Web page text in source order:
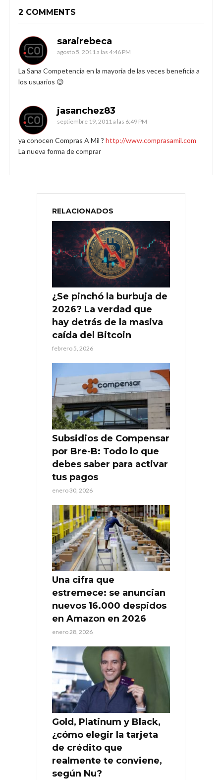
2 COMMENTS
sarairebeca
agosto 5, 2011 a las 4:46 PM
La Sana Competencia en la mayoria de las veces beneficia a
los usuarios 😉
jasanchez83
septiembre 19, 2011 a las 6:49 PM
ya conocen Compras A Mil ? http://www.comprasamil.com
La nueva forma de comprar
RELACIONADOS
¿Se pinchó la burbuja de
2026? La verdad que
hay detrás de la masiva
caída del Bitcoin
febrero 5, 2026
Subsidios de Compensar
por Bre-B: Todo lo que
debes saber para activar
tus pagos
enero 30, 2026
Una cifra que
estremece: se anuncian
nuevos 16.000 despidos
en Amazon en 2026
enero 28, 2026
Gold, Platinum y Black,
¿cómo elegir la tarjeta
de crédito que
realmente te conviene,
según Nu?